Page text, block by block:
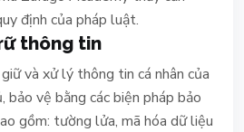
định của pháp luật.
thông tin
và xử lý thông tin cá nhân của
bảo vệ bằng các biện pháp bảo
gồm: tường lửa, mã hóa dữ liệu